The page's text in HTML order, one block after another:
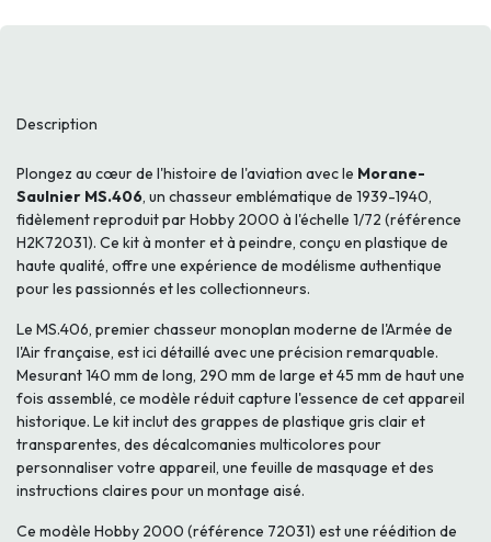
Description
Plongez au cœur de l'histoire de l'aviation avec le Morane-
Saulnier MS.406, un chasseur emblématique de 1939-1940,
fidèlement reproduit par Hobby 2000 à l'échelle 1/72 (référence
H2K72031). Ce kit à monter et à peindre, conçu en plastique de
haute qualité, offre une expérience de modélisme authentique
pour les passionnés et les collectionneurs.
Le MS.406, premier chasseur monoplan moderne de l'Armée de
l'Air française, est ici détaillé avec une précision remarquable.
Mesurant 140 mm de long, 290 mm de large et 45 mm de haut une
fois assemblé, ce modèle réduit capture l'essence de cet appareil
historique. Le kit inclut des grappes de plastique gris clair et
transparentes, des décalcomanies multicolores pour
personnaliser votre appareil, une feuille de masquage et des
instructions claires pour un montage aisé.
Ce modèle Hobby 2000 (référence 72031) est une réédition de